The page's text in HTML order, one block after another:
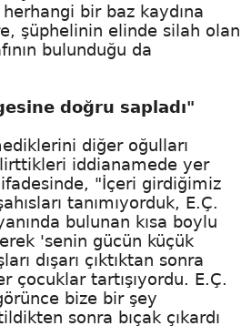
bir baz kaydına
şüphelinin elinde silah olan
bulunduğu da
doğru sapladı"
diğer oğulları
iddianamede yer
ifadesinde, "İçeri girdiğimiz
tanımıyorduk, E.Ç.
bulunan kısa boylu
'senin gücün küçük
dışarı çıktıktan sonra
çocuklar tartışıyordu. E.Ç.
bize bir şey
sonra bıçak çıkardı